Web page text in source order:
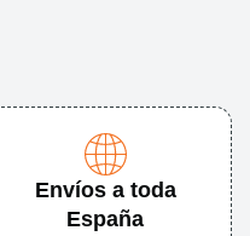
Envíos a toda
España